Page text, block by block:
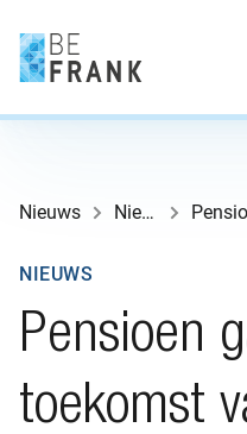
Nieuws Nieuws
Pensioen
toekomst
NIEUWS